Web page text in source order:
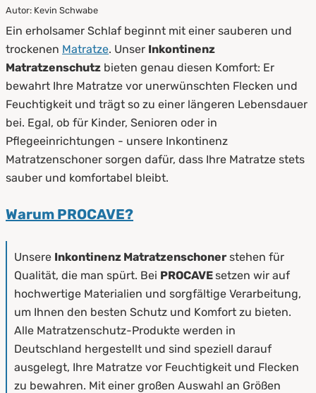
1. Ihre Vorteile
2. Pflegehinweise
Autor: Kevin Schwabe
Ein erholsamer Schlaf beginnt mit einer sauberen und
trockenen Matratze. Unser Inkontinenz
Matratzenschutz bieten genau diesen Komfort: Er
bewahrt Ihre Matratze vor unerwünschten Flecken und
Feuchtigkeit und trägt so zu einer längeren Lebensdauer
bei. Egal, ob für Kinder, Senioren oder in
Pflegeeinrichtungen - unsere Inkontinenz
Matratzenschoner sorgen dafür, dass Ihre Matratze stets
sauber und komfortabel bleibt.
Warum PROCAVE?
Unsere Inkontinenz Matratzenschoner stehen für
Qualität, die man spürt. Bei PROCAVEsetzen wir auf
hochwertige Materialien und sorgfältige Verarbeitung,
um Ihnen den besten Schutz und Komfort zu bieten.
Alle Matratzenschutz-Produkte werden in
Deutschland hergestellt und sind speziell darauf
ausgelegt, Ihre Matratze vor Feuchtigkeit und Flecken
zu bewahren. Mit einer großen Auswahl an Größen